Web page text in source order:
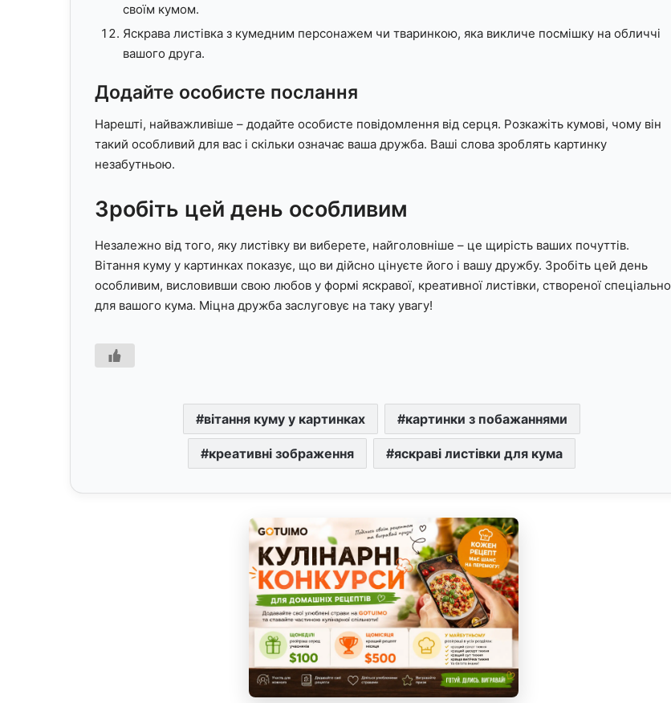
своїм кумом.
Яскрава листівка з кумедним персонажем чи тваринкою, яка викличе посмішку на обличчі
вашого друга.
Додайте особисте послання
Нарешті, найважливіше – додайте особисте повідомлення від серця. Розкажіть кумові, чому він
такий особливий для вас і скільки означає ваша дружба. Ваші слова зроблять картинку
незабутньою.
Зробіть цей день особливим
Незалежно від того, яку листівку ви виберете, найголовніше – це щирість ваших почуттів.
Вітання куму у картинках показує, що ви дійсно цінуєте його і вашу дружбу. Зробіть цей день
особливим, висловивши свою любов у формі яскравої, креативної листівки, створеної спеціально
для вашого кума. Міцна дружба заслуговує на таку увагу!
вітання куму у картинках картинки з побажаннями
креативні зображення яскраві листівки для кума